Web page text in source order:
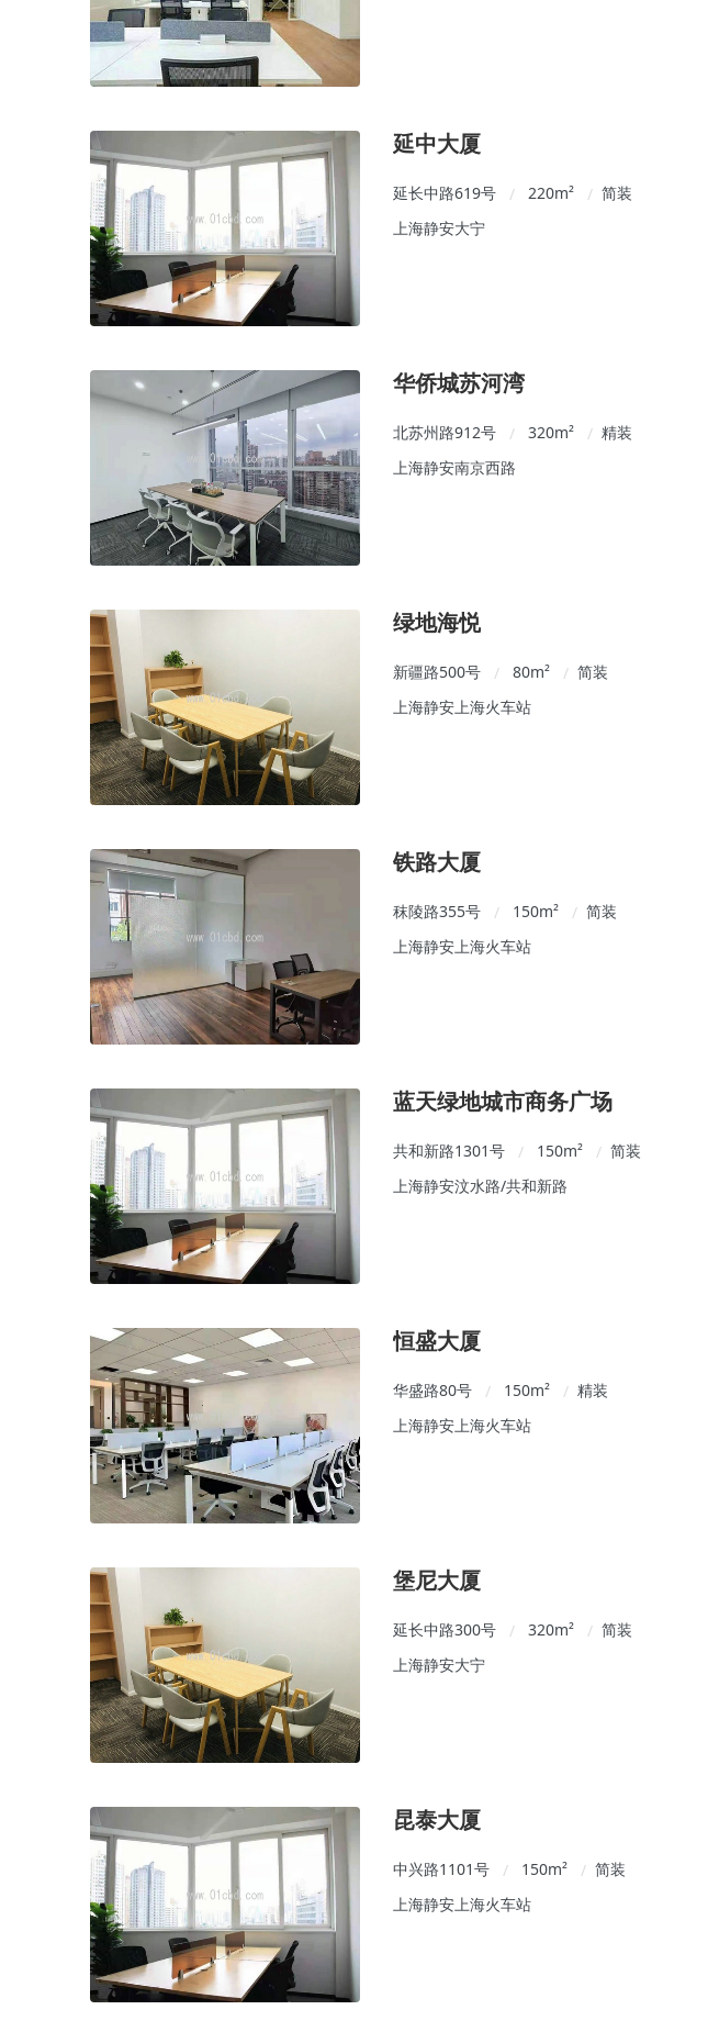
延中大厦
延长中路619号 / 220m² / 简装
上海静安大宁
华侨城苏河湾
北苏州路912号 / 320m² / 精装
上海静安南京西路
绿地海悦
新疆路500号 / 80m² / 简装
上海静安上海火车站
铁路大厦
秣陵路355号 / 150m² / 简装
上海静安上海火车站
蓝天绿地城市商务广场
共和新路1301号 / 150m² / 简装
上海静安汶水路/共和新路
恒盛大厦
华盛路80号 / 150m² / 精装
上海静安上海火车站
堡尼大厦
延长中路300号 / 320m² / 简装
上海静安大宁
昆泰大厦
中兴路1101号 / 150m² / 简装
上海静安上海火车站